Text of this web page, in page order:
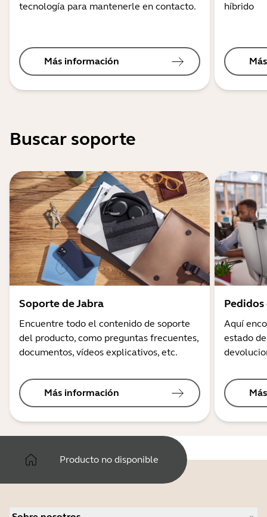
tecnología para mantenerle en contacto.
Más información
híbrido
Buscar soporte
Soporte de Jabra
Encuentre todo el contenido de soporte
del producto, como preguntas frecuentes,
documentos, vídeos explicativos, etc.
Más información
Aquí
estado
Producto no disponible